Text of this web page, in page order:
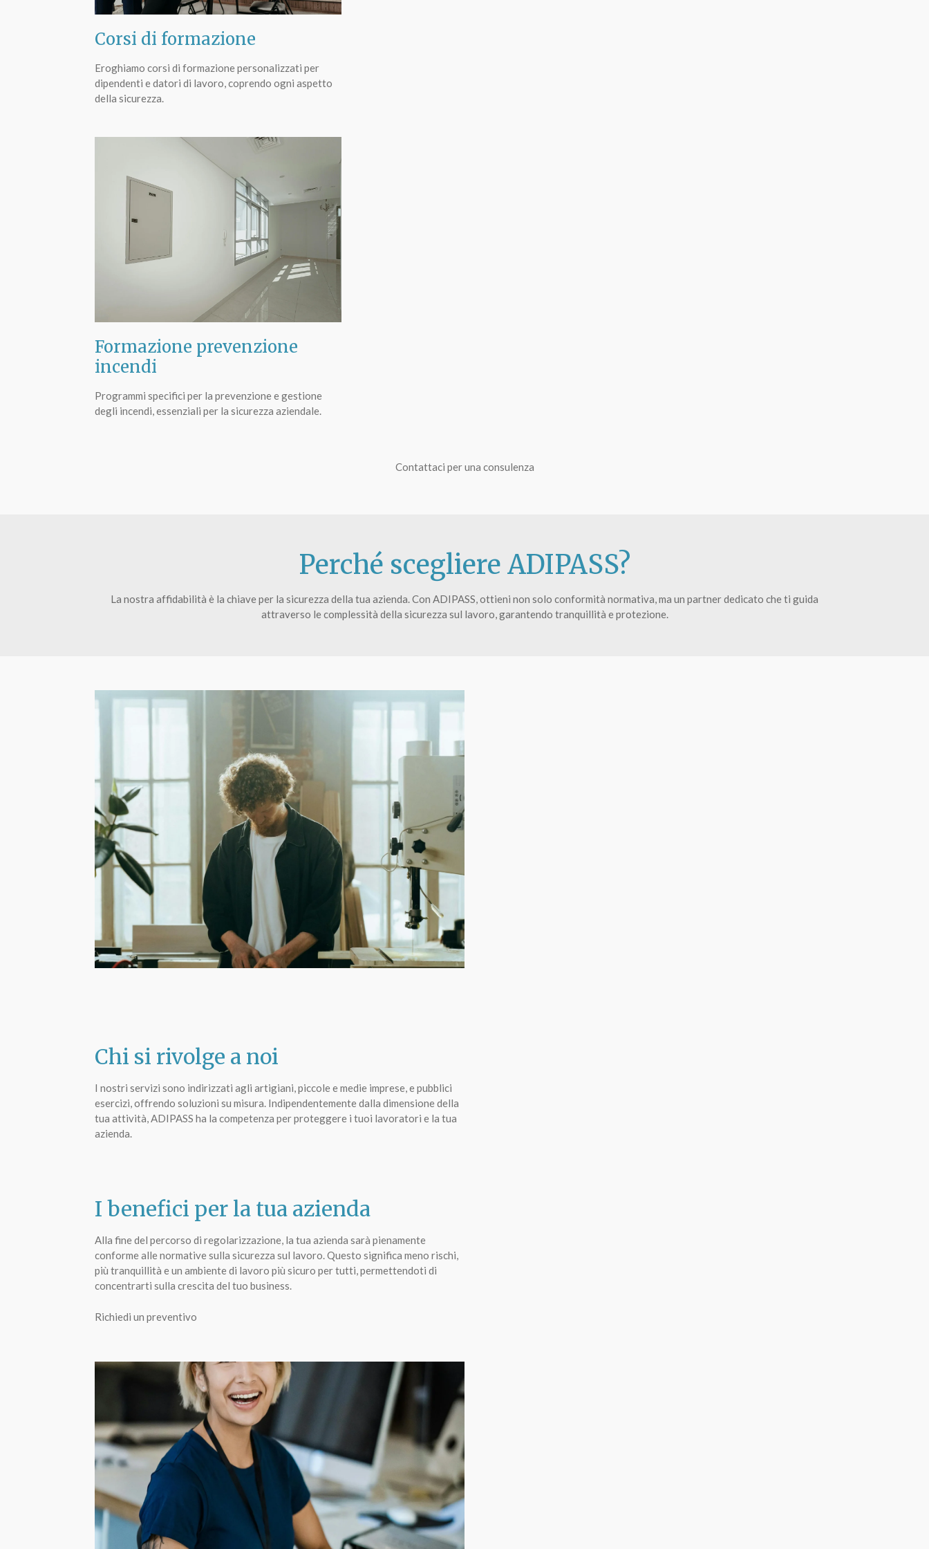
Corsi di formazione
Eroghiamo corsi di formazione personalizzati per
dipendenti e datori di lavoro, coprendo ogni aspetto
della sicurezza.
Formazione prevenzione
incendi
Programmi specifici per la prevenzione e gestione
degli incendi, essenziali per la sicurezza aziendale.
Contattaci per una consulenza
Perché scegliere ADIPASS?
La nostra affidabilità è la chiave per la sicurezza della tua azienda. Con ADIPASS, ottieni non solo conformità normativa, ma un partner dedicato che ti guida
attraverso le complessità della sicurezza sul lavoro, garantendo tranquillità e protezione.
Chi si rivolge a noi
I nostri servizi sono indirizzati agli artigiani, piccole e medie imprese, e pubblici
esercizi, offrendo soluzioni su misura. Indipendentemente dalla dimensione della
tua attività, ADIPASS ha la competenza per proteggere i tuoi lavoratori e la tua
azienda.
I benefici per la tua azienda
Alla fine del percorso di regolarizzazione, la tua azienda sarà pienamente
conforme alle normative sulla sicurezza sul lavoro. Questo significa meno rischi,
più tranquillità e un ambiente di lavoro più sicuro per tutti, permettendoti di
concentrarti sulla crescita del tuo business.
Richiedi un preventivo